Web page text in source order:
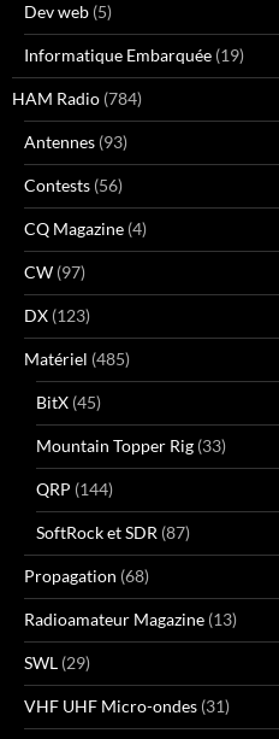
Dev web (5)
Informatique Embarquée (19)
HAM Radio (784)
Antennes (93)
Contests (56)
CQ Magazine (4)
CW (97)
DX (123)
Matériel (485)
BitX (45)
Mountain Topper Rig (33)
QRP (144)
SoftRock et SDR (87)
Propagation (68)
Radioamateur Magazine (13)
SWL (29)
VHF UHF Micro-ondes (31)